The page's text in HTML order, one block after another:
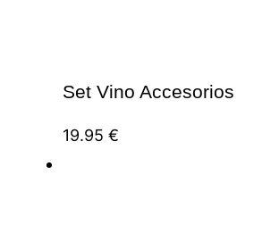
Set Vino Accesorios
19.95 €